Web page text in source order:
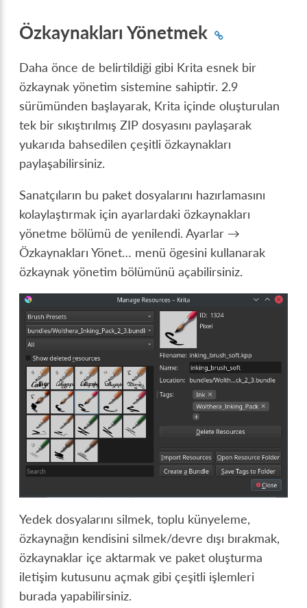
Özkaynakları Yönetmek
Daha önce de belirtildiği gibi Krita esnek bir
özkaynak yönetim sistemine sahiptir. 2.9
sürümünden başlayarak, Krita içinde oluşturulan
tek bir sıkıştırılmış ZIP dosyasını paylaşarak
yukarıda bahsedilen çeşitli özkaynakları
paylaşabilirsiniz.
Sanatçıların bu paket dosyalarını hazırlamasını
kolaylaştırmak için ayarlardaki özkaynakları
yönetme bölümü de yenilendi.Ayarlar →
Özkaynakları Yönet… menü ögesini kullanarak
özkaynak yönetim bölümünü açabilirsiniz.
Yedek dosyalarını silmek, toplu künyeleme,
özkaynağın kendisini silmek/devre dışı bırakmak,
özkaynaklar içe aktarmak ve paket oluşturma
iletişim kutusunu açmak gibi çeşitli işlemleri
burada yapabilirsiniz.